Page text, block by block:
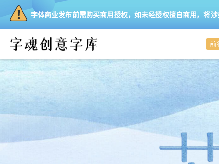
字体商业发布前需购买商用授权，如未经授权擅自商用，将
前